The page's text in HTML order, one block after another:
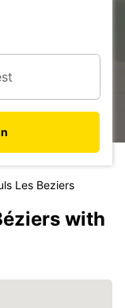
Les Beziers
with